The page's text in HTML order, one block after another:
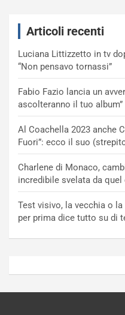
Articoli recenti
Luciana Littizzetto in tv
“Non pensavo tornassi”
Fabio Fazio lancia un
ascolteranno il tuo album”
Al Coachella 2023 anche
Fuori”: ecco il suo
Charlene di Monaco,
incredibile svelata da quel
Test visivo, la vecchia o la
per prima dice tutto su di